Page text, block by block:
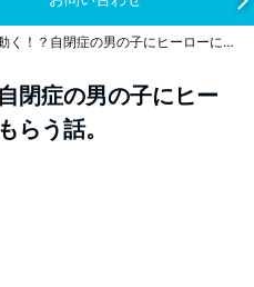
男はロマンで動く！？自閉症の男の子にヒーローになって頑張ってもらう話。
閉症の男の子にヒー
らう話。